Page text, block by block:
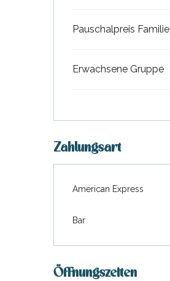
Pauschalpreis Familie
Erwachsene Gruppe
Zahlungsart
American Express
Bar
Öffnungszeiten